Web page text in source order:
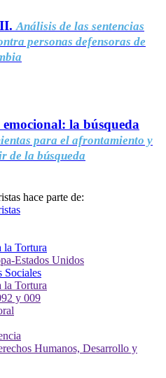
Análisis de las sentencias
personas defensoras de
la búsqueda
para el afrontamiento y
de la búsqueda
hace parte de: